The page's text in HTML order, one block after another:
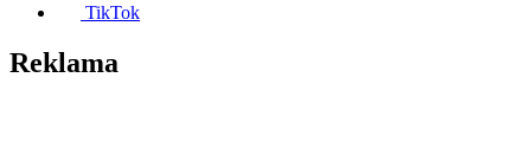
TikTok
Reklama